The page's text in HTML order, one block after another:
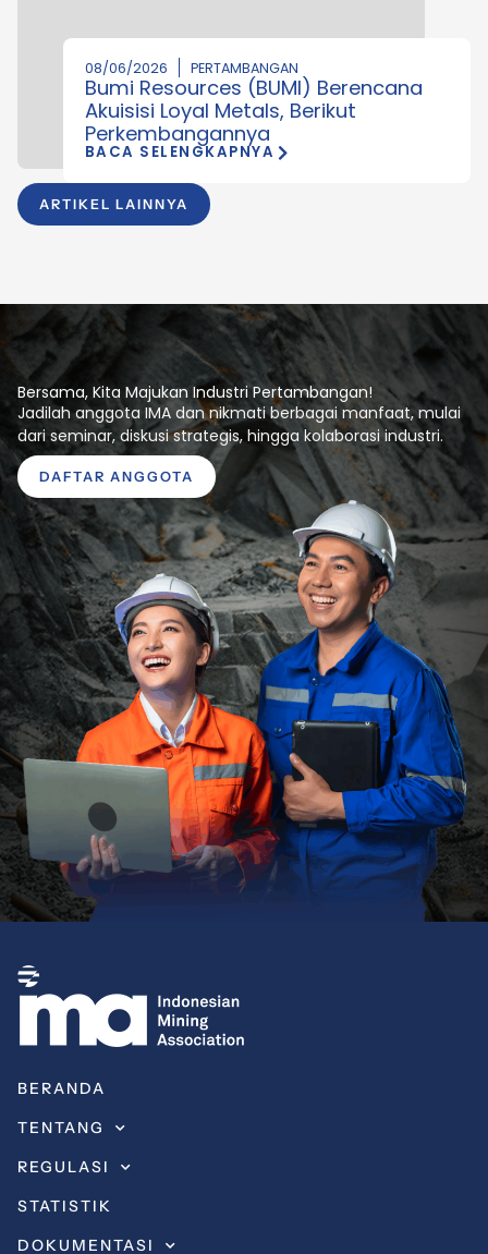
ARTIKEL LAINNYA
08/06/2026 PERTAMBANGAN
Bumi Resources (BUMI) Berencana
Akuisisi Loyal Metals, Berikut
Perkembangannya
BACA SELENGKAPNYA
Bersama, Kita Majukan Industri Pertambangan!
Jadilah anggota IMA dan nikmati berbagai manfaat, mulai
dari seminar, diskusi strategis, hingga kolaborasi industri.
DAFTAR ANGGOTA
BERANDA
TENTANG
REGULASI
STATISTIK
DOKUMENTASI